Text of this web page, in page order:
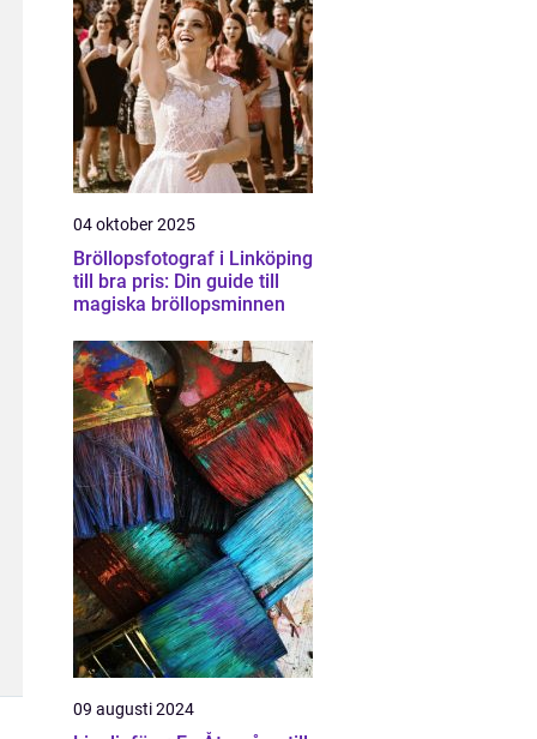
04 oktober 2025
Bröllopsfotograf i Linköping
till bra pris: Din guide till
magiska bröllopsminnen
09 augusti 2024